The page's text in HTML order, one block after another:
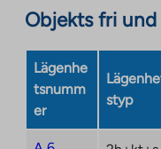
Objekts fri
Lägenhe
tsnumm
er
styp